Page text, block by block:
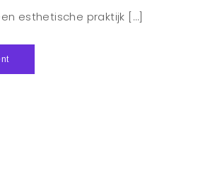
esthetische praktijk […]